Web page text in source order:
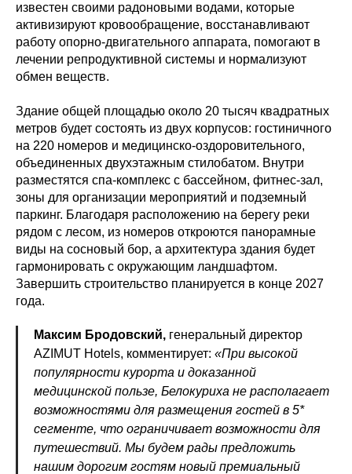
известен своими радоновыми водами, которые
активизируют кровообращение, восстанавливают
работу опорно-двигательного аппарата, помогают в
лечении репродуктивной системы и нормализуют
обмен веществ.
Здание общей площадью около 20 тысяч квадратных
метров будет состоять из двух корпусов: гостиничного
на 220 номеров и медицинско-оздоровительного,
объединенных двухэтажным стилобатом. Внутри
разместятся спа-комплекс с бассейном, фитнес-зал,
зоны для организации мероприятий и подземный
паркинг. Благодаря расположению на берегу реки
рядом с лесом, из номеров откроются панорамные
виды на сосновый бор, а архитектура здания будет
гармонировать с окружающим ландшафтом.
Завершить строительство планируется в конце 2027
года.
Максим Бродовский, генеральный директор
AZIMUT Hotels, комментирует: «При высокой
популярности курорта и доказанной
медицинской пользе, Белокуриха не располагает
возможностями для размещения гостей в 5*
сегменте, что ограничивает возможности для
путешествий. Мы будем рады предложить
нашим дорогим гостям новый премиальный